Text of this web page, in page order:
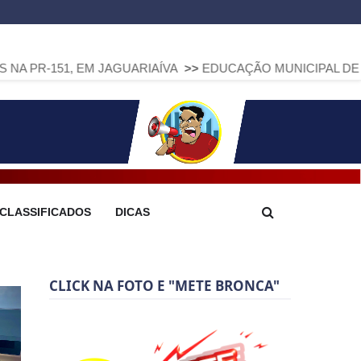
JAGUARIAÍVA >> EDUCAÇÃO MUNICIPAL DE ARAPOTI
CLASSIFICADOS DICAS
CLICK NA FOTO E "METE BRONCA"